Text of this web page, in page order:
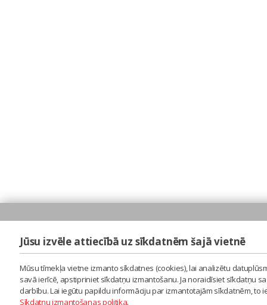
Jūsu izvēle attiecībā uz sīkdatnēm šajā vietnē
Mūsu tīmekļa vietne izmanto sīkdatnes (cookies), lai analizētu
savā ierīcē, apstipriniet sīkdatņu izmantošanu. Ja noraidīsiet sīkdatņu
darbību. Lai iegūtu papildu informāciju par izmantotajām sīkdatnēm,
Sīkdatņu izmantošanas politika.